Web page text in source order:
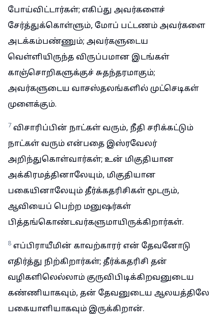
போய்விட்டார்கள்; எகிப்து அவர்களைச்
சேர்த்துக்கொள்ளும், மோப் பட்டணம் அவர்களை
அடக்கம்பண்ணும்; அவர்களுடைய
வெள்ளியிருந்த விருப்பமான இடங்கள்
காஞ்சொறிகளுக்குச் சுதந்தரமாகும்;
அவர்களுடைய வாசஸ்தலங்களில் முட்செடிகள்
முளைக்கும்.
7 விசாரிப்பின் நாட்கள் வரும், நீதி சரிக்கட்டும்
நாட்கள் வரும் என்பதை இஸ்ரவேலர்
அறிந்துகொள்வார்கள்; உன் மிகுதியான
அக்கிரமத்தினாலேயும், மிகுதியான
பகையினாலேயும் தீர்க்கதரிசிகள் மூடரும்,
ஆவியைப் பெற்ற மனுஷர்கள்
பித்தங்கொண்டவர்களுமாயிருக்கிறார்கள்.
8 எப்பிராயீமின் காவற்காரர் என் தேவனோடு
எதிர்த்து நிற்கிறார்கள்; தீர்க்கதரிசி தன்
வழிகளிலெல்லாம் குருவிபிடிக்கிறவனுடைய
கண்ணியாகவும், தன் தேவனுடைய ஆலயத்திலே
பகையாளியாகவும் இருக்கிறான்.